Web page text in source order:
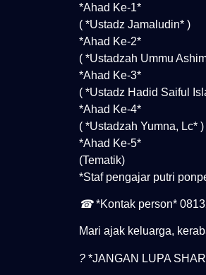
*Ahad Ke-1*
( *Ustadz Jamaludin* )
*Ahad Ke-2*
( *Ustadzah Ummu
*Ahad Ke-3*
( *Ustadz Hadid Saiful
*Ahad Ke-4*
( *Ustadzah Yumna, Lc* )
*Ahad Ke-5*
(Tematik)
*Staf pengajar putri
☎*Kontak person*
Mari ajak keluarga,
? *JANGAN LUPA